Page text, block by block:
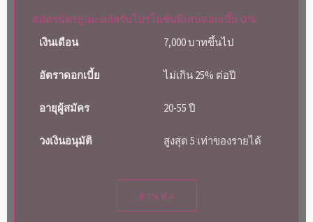
สมัครบัตรยูเมะพลัสรับโปรโมชั่นพิเศษดอกเบี้ย 0%
เงินเดือน
7,000 บาทขึ้นไป
อัตราดอกเบี้ย ไม่เกิน 25% ต่อปี
อายุผู้สมัคร 20-55 ปี
วงเงินอนุมัติ สูงสุด 5 เท่าของรายได้
อ่านต่อ